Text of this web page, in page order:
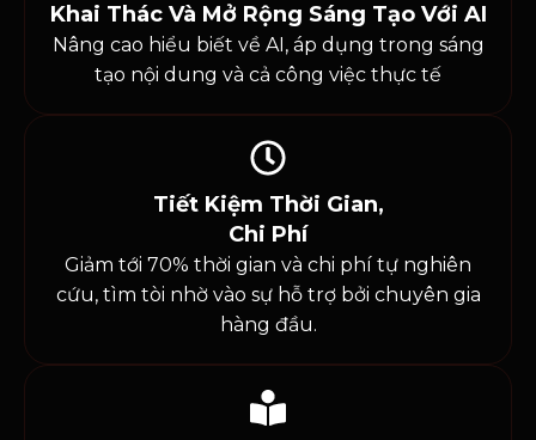
Khai Thác Và Mở Rộng Sáng Tạo Với AI
Nâng cao hiểu biết về AI, áp dụng trong sáng
tạo nội dung và cả công việc thực tế
Tiết Kiệm Thời Gian,
Chi Phí
Giảm tới 70% thời gian và chi phí tự nghiên
cứu, tìm tòi nhờ vào sự hỗ trợ bởi chuyên gia
hàng đầu.